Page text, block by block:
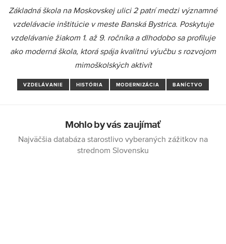
Základná škola na Moskovskej ulici 2 patrí medzi významné
vzdelávacie inštitúcie v meste Banská Bystrica. Poskytuje
vzdelávanie žiakom 1. až 9. ročníka a dlhodobo sa profiluje
ako moderná škola, ktorá spája kvalitnú výučbu s rozvojom
mimoškolských aktivít
VZDELÁVANIE HISTÓRIA MODERNIZÁCIA BANÍCTVO
Mohlo by vás zaujímať
Najväčšia databáza starostlivo vyberaných zážitkov na
strednom Slovensku